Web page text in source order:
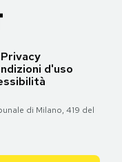
Privacy
d'uso
di Milano, 419 del